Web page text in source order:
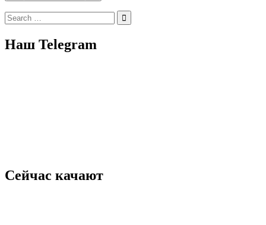
Search
for:
Наш Telegram
Сейчас качают